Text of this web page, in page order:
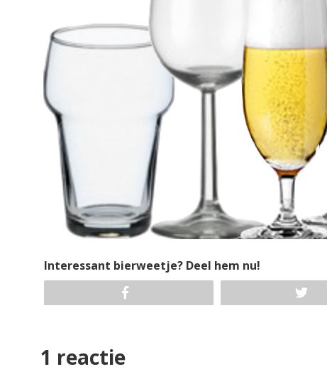
Interessant bierweetje? Deel hem nu!
1 reactie